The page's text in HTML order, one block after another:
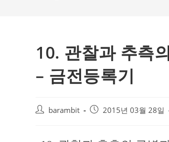
10. 관찰과 추측
– 금전등록기
Post barambit
Post 2015년 03월 28일